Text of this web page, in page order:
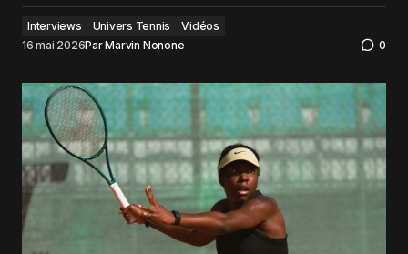
Interviews Univers Tennis
Vidéos
16 mai 2026ParMarvin Nonone 0